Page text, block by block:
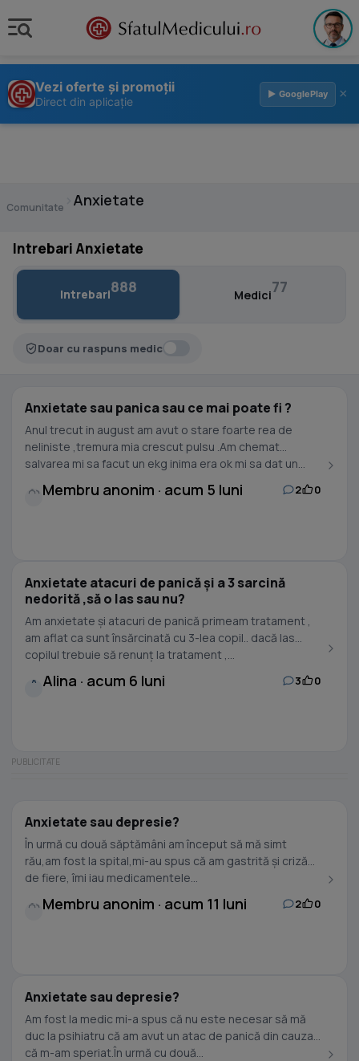
Vezi oferte și promoții
Direct din aplicație
▶ GooglePlay ×
Comunitate Anxietate
Intrebari Anxietate
Intrebari888 Medici77
Doar cu raspuns medic
Anxietate sau panica sau ce mai poate fi ?
Anul trecut in august am avut o stare foarte rea de
neliniste ,tremura mia crescut pulsu .Am chemat
salvarea mi sa facut un ekg inima era ok mi sa dat un...
Membru anonim · acum 5 luni 2 0
Anxietate atacuri de panică și a 3 sarcină
nedorită ,să o las sau nu?
Am anxietate și atacuri de panică primeam tratament ,
am aflat ca sunt însărcinată cu 3-lea copil.. dacă las
copilul trebuie să renunț la tratament ,...
A Alina · acum 6 luni 3 0
Anxietate sau depresie?
În urmă cu două săptămâni am început să mă simt
rău,am fost la spital,mi-au spus că am gastrită și criză
de fiere, îmi iau medicamentele...
Membru anonim · acum 11 luni 2 0
Anxietate sau depresie?
Am fost la medic mi-a spus că nu este necesar să mă
duc la psihiatru că am avut un atac de panică din cauza
că m-am speriat.În urmă cu două...